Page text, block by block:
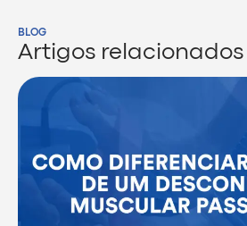
BLOG
Artigos relacionados